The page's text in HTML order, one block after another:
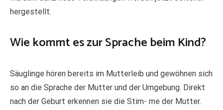
hergestellt.
Wie kommt es zur Sprache beim Kind?
Säuglinge hören bereits im Mutterleib und gewöhnen sich
so an die Sprache der Mutter und der Umgebung. Direkt
nach der Geburt erkennen sie die Stim- me der Mutter.